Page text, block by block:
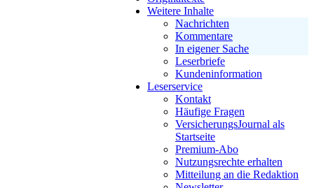
Weitere Inhalte
Nachrichten
Kommentare
In eigener Sache
Leserbriefe
Kundeninformation
Leserservice
Kontakt
Häufige Fragen
VersicherungsJournal als
Startseite
Premium-Abo
Nutzungsrechte erhalten
Mitteilung an die Redaktion